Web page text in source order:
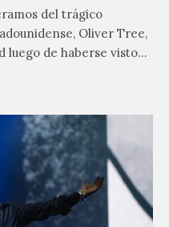
del trágico
Oliver Tree,
luego de haberse visto